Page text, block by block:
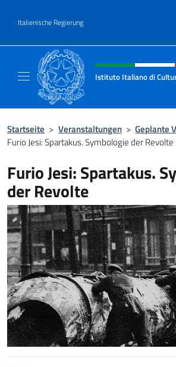
Italienische Regierung
Header-Site, Social
Istituto Italiano di
Startseite > Veranstaltungen > Geplante
Furio Jesi: Spartakus. Symbologie der Revolte
Furio Jesi: Spartakus.
der Revolte